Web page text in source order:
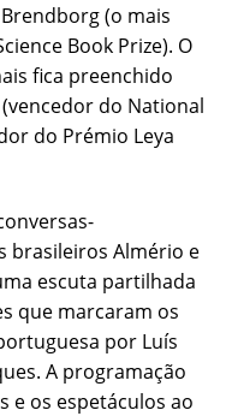
(o mais
Book Prize). O
fica preenchido
do National
do Prémio Leya
brasileiros Almério e
escuta partilhada
que marcaram os
por Luís
A programação
e os espetáculos ao